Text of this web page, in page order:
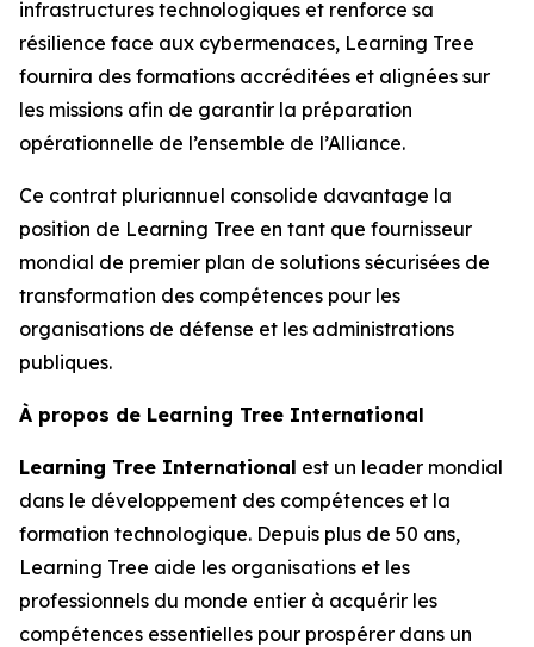
infrastructures technologiques et renforce sa
résilience face aux cybermenaces, Learning Tree
fournira des formations accréditées et alignées sur
les missions afin de garantir la préparation
opérationnelle de l’ensemble de l’Alliance.
Ce contrat pluriannuel consolide davantage la
position de Learning Tree en tant que fournisseur
mondial de premier plan de solutions sécurisées de
transformation des compétences pour les
organisations de défense et les administrations
publiques.
À propos de Learning Tree International
Learning Tree International est un leader mondial
dans le développement des compétences et la
formation technologique. Depuis plus de 50 ans,
Learning Tree aide les organisations et les
professionnels du monde entier à acquérir les
compétences essentielles pour prospérer dans un